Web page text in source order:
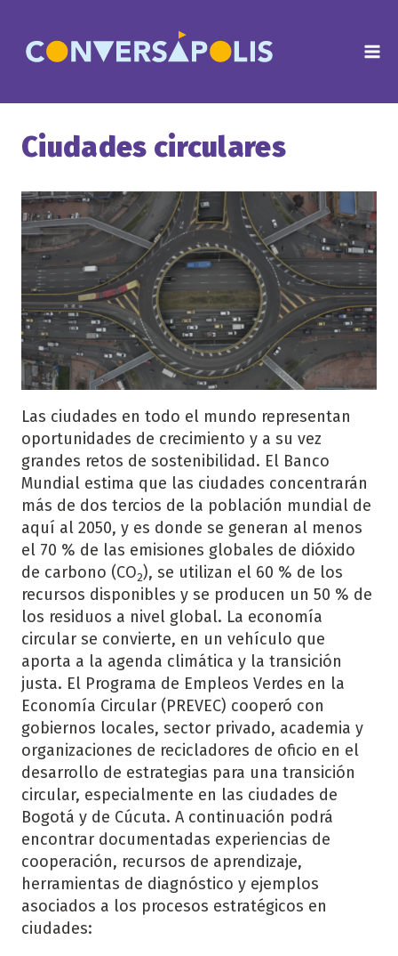
contenido
Ciudades circulares
Las ciudades en todo el mundo representan
oportunidades de crecimiento y a su vez
grandes retos de sostenibilidad. El Banco
Mundial estima que las ciudades concentrarán
más de dos tercios de la población mundial de
aquí al 2050, y es donde se generan al menos
el 70 % de las emisiones globales de dióxido
de carbono (CO2), se utilizan el 60 % de los
recursos disponibles y se producen un 50 % de
los residuos a nivel global. La economía
circular se convierte, en un vehículo que
aporta a la agenda climática y la transición
justa. El Programa de Empleos Verdes en la
Economía Circular (PREVEC) cooperó con
gobiernos locales, sector privado, academia y
organizaciones de recicladores de oficio en el
desarrollo de estrategias para una transición
circular, especialmente en las ciudades de
Bogotá y de Cúcuta. A continuación podrá
encontrar documentadas experiencias de
cooperación, recursos de aprendizaje,
herramientas de diagnóstico y ejemplos
asociados a los procesos estratégicos en
ciudades: